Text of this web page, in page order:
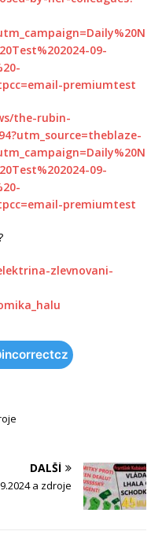
09-
premiumtest
the-rubin-
09-
premiumtest
zlevnovani-
DALŠÍ
a zdroje